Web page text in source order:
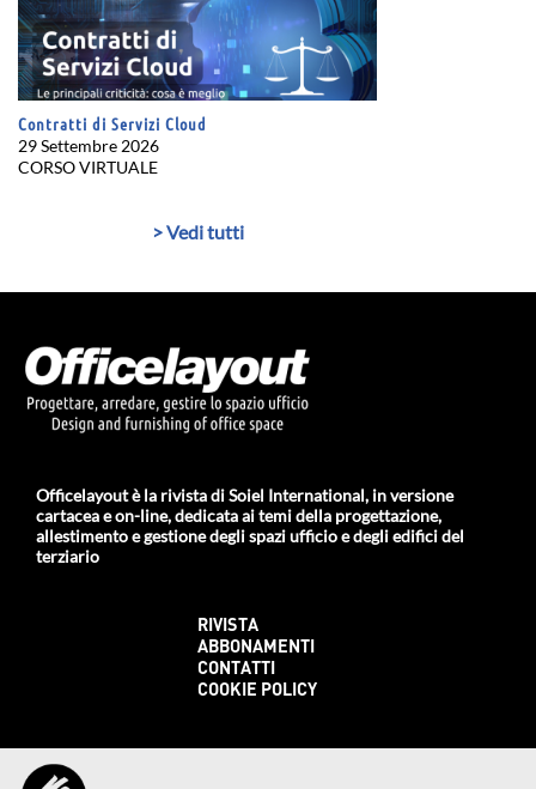
Contratti di Servizi Cloud
29 Settembre 2026
CORSO VIRTUALE
> Vedi tutti
Officelayout è la rivista di Soiel International, in versione
cartacea e on-line, dedicata ai temi della progettazione,
allestimento e gestione degli spazi ufficio e degli edifici del
terziario
RIVISTA
ABBONAMENTI
CONTATTI
COOKIE POLICY